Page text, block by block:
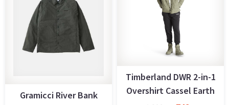
Gramicci River Bank
Timberland DWR 2-in-1
Overshirt Cassel Earth